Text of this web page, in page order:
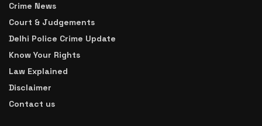
Crime News
Court & Judgements
Delhi Police Crime Update
Know Your Rights
Law Explained
Disclaimer
Contact us